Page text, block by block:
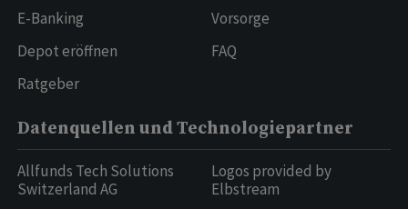
E-Banking
Depot eröffnen
Ratgeber
Vorsorge
FAQ
Datenquellen und Technologiepartner
Allfunds Tech Solutions
Switzerland AG
Logos provided by
Elbstream